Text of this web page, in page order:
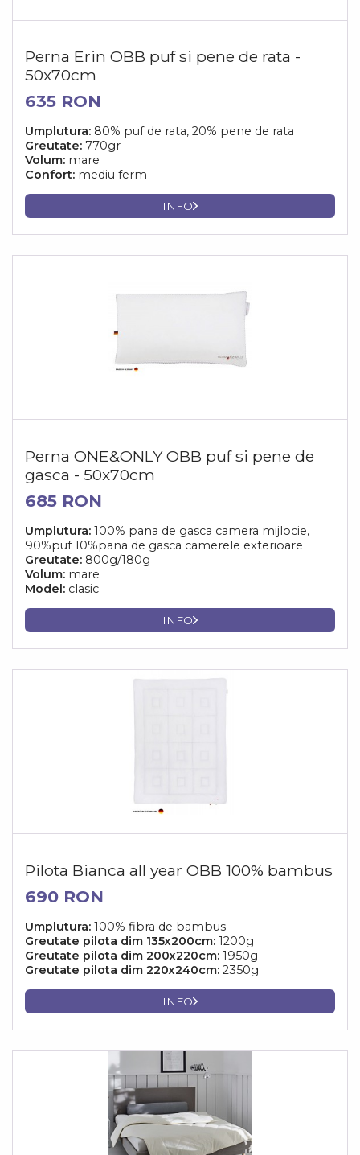
Perna Erin OBB puf si pene de rata -
50x70cm
635 RON
Umplutura: 80% puf de rata, 20% pene de rata
Greutate: 770gr
Volum: mare
Confort: mediu ferm
INFO
Perna ONE&ONLY OBB puf si pene de
gasca - 50x70cm
685 RON
Umplutura: 100% pana de gasca camera mijlocie,
90%puf 10%pana de gasca camerele exterioare
Greutate: 800g/180g
Volum: mare
Model: clasic
INFO
Pilota Bianca all year OBB 100% bambus
690 RON
Umplutura: 100% fibra de bambus
Greutate pilota dim 135x200cm: 1200g
Greutate pilota dim 200x220cm: 1950g
Greutate pilota dim 220x240cm: 2350g
INFO